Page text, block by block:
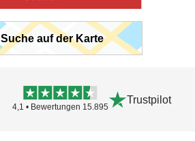
Suche auf der Karte
4,1 • Bewertungen 15.895
Trustpilot